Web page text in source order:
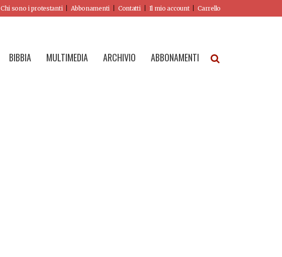
Chi sono i protestanti Abbonamenti Contatti Il mio account Carrello
BIBBIA MULTIMEDIA ARCHIVIO ABBONAMENTI